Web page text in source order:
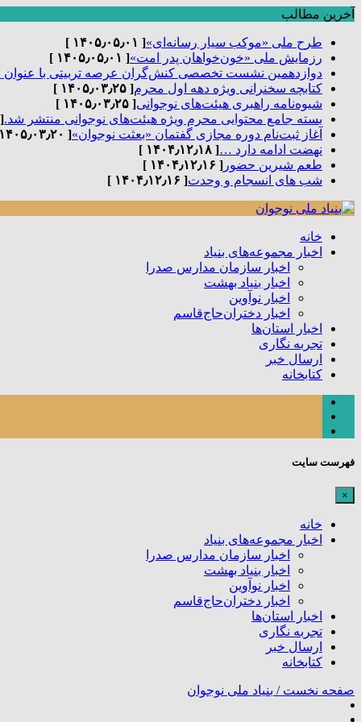
آخرین مطالب
طرح ملی «موکب سیار رسانه‌ای»[ ۱۴۰۵٫۰۵٫۰۱ ]
رزمایش ملی «خون‌خواهان پدر امت»[ ۱۴۰۵٫۰۵٫۰۱ ]
دوازدهمین نشست تخصصی کنش‌گران عرصه تربیتی با
کتابچه سخنرانی ویژه دهه اول محرم[ ۱۴۰۵٫۰۳٫۲۵ ]
شیوه‌نامه راهبری هیئت‌های نوجوانی[ ۱۴۰۵٫۰۳٫۲۵ ]
بسته جامع محتوایی محرم ویژه هیئت‌های نوجوانی منتشر شد.[
آغاز ثبت‌نام دوره مجازی گفتمان «بعثت نوجوان»[ ۱۴۰۵٫۰۳٫۲۰ ]
نهضت ادامه دارد …[ ۱۴۰۴٫۱۲٫۱۸ ]
طعم شیرین حضور [ ۱۴۰۴٫۱۲٫۱۶ ]
شب های انسجام و وحدت[ ۱۴۰۴٫۱۲٫۱۶ ]
خانه
اخبار مجموعه‌های بنیاد
اخبار سازمان مدارس صدرا
اخبار بنیاد بهشت
اخبار نوآوین
اخبار دختران‌حاج‌قاسم
اخبار استان‌ها
تجربه نگاری
ارسال خبر
کتابخانه
فهرست سایت
×
خانه
اخبار مجموعه‌های بنیاد
اخبار سازمان مدارس صدرا
اخبار بنیاد بهشت
اخبار نوآوین
اخبار دختران‌حاج‌قاسم
اخبار استان‌ها
تجربه نگاری
ارسال خبر
کتابخانه
صفحه نخست / بنیاد ملی نوجوان